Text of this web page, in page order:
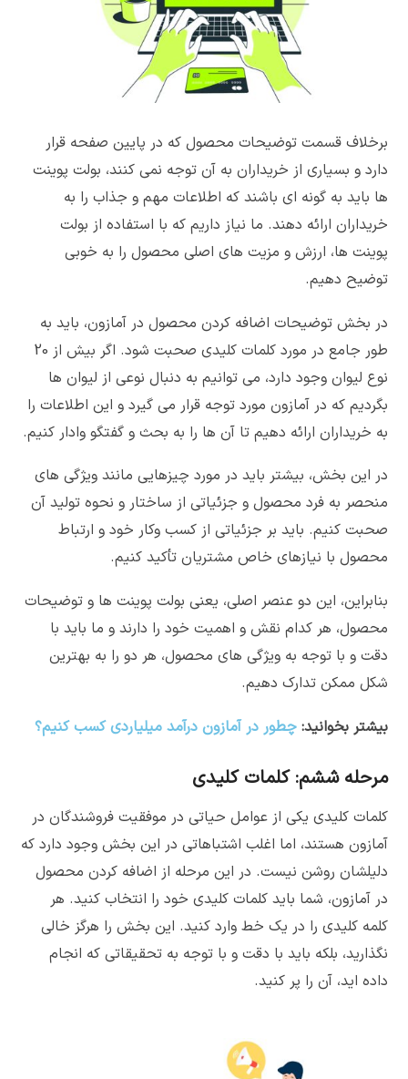
برخلاف قسمت توضیحات محصول که در پایین صفحه قرار
دارد و بسیاری از خریداران به آن توجه نمی کنند، بولت پوینت
ها باید به گونه ای باشند که اطلاعات مهم و جذاب را به
خریداران ارائه دهند. ما نیاز داریم که با استفاده از بولت
پوینت ها، ارزش و مزیت های اصلی محصول را به خوبی
توضیح دهیم.
در بخش توضیحات اضافه کردن محصول در آمازون، باید به
طور جامع در مورد کلمات کلیدی صحبت شود. اگر بیش از 20
نوع لیوان وجود دارد، می توانیم به دنبال نوعی از لیوان ها
بگردیم که در آمازون مورد توجه قرار می گیرد و این اطلاعات را
به خریداران ارائه دهیم تا آن ها را به بحث و گفتگو وادار کنیم.
در این بخش، بیشتر باید در مورد چیزهایی مانند ویژگی های
منحصر به فرد محصول و جزئیاتی از ساختار و نحوه تولید آن
صحبت کنیم. باید بر جزئیاتی از کسب وکار خود و ارتباط
محصول با نیازهای خاص مشتریان تأکید کنیم.
بنابراین، این دو عنصر اصلی، یعنی بولت پوینت ها و توضیحات
محصول، هر کدام نقش و اهمیت خود را دارند و ما باید با
دقت و با توجه به ویژگی های محصول، هر دو را به بهترین
شکل ممکن تدارک دهیم.
بیشتر بخوانید:چطور در آمازون درآمد میلیاردی کسب کنیم؟
مرحله ششم: کلمات کلیدی
کلمات کلیدی یکی از عوامل حیاتی در موفقیت فروشندگان در
آمازون هستند، اما اغلب اشتباهاتی در این بخش وجود دارد که
دلیلشان روشن نیست. در این مرحله از اضافه کردن محصول
در آمازون، شما باید کلمات کلیدی خود را انتخاب کنید. هر
کلمه کلیدی را در یک خط وارد کنید. این بخش را هرگز خالی
نگذارید، بلکه باید با دقت و با توجه به تحقیقاتی که انجام
داده اید، آن را پر کنید.